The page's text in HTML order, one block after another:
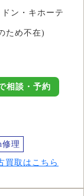
ン・キホーテ
ため不在)
相談・予約
理
買取はこちら